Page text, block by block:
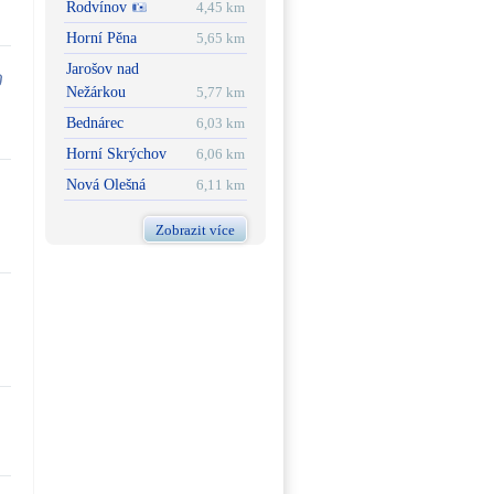
Rodvínov
4,45 km
Horní Pěna
5,65 km
Jarošov nad
Nežárkou
5,77 km
Bednárec
6,03 km
Horní Skrýchov
6,06 km
Nová Olešná
6,11 km
Zobrazit více